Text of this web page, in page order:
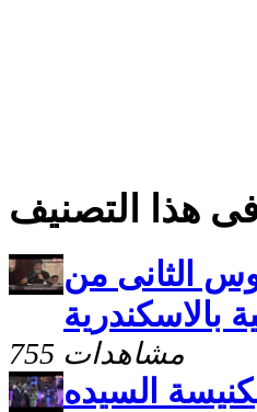
هذا التصنيف
الثانى من
بالاسكندرية
755 مشاهدات
شهيد بكنيسة السيده